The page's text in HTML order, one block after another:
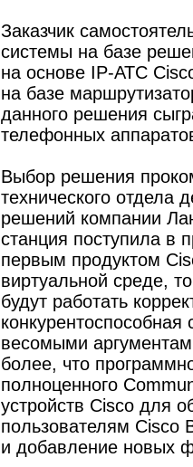
Заказчик
системы на базе
на основе IP-АТС
на базе
данного решения
телефонных
Выбор решения
технического отдела
решений компании
станция поступила в
первым продуктом
виртуальной среде,
будут работать
конкурентоспособная
весомыми
более, что
полноценного
устройств Cisco для
пользователям Cisco
и добавление новых